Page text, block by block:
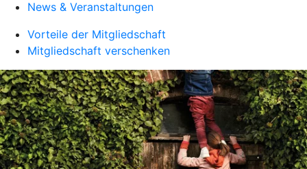
News & Veranstaltungen
Vorteile der Mitgliedschaft
Mitgliedschaft verschenken